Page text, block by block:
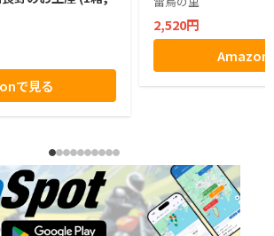
で見る
2,520円
Amazon